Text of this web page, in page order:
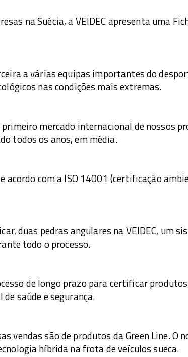
na Suécia, a VEIDEC apresenta uma
a várias equipas importantes do
nas condições mais extremas.
mercado internacional de nossos
todos os anos, em média.
acordo com a ISO 14001 (certificação
duas pedras angulares na VEIDEC, um
todo o processo.
de longo prazo para certificar produtos
saúde e segurança.
vendas são de produtos da Green Line. O
híbrida na frota de veículos sueca.